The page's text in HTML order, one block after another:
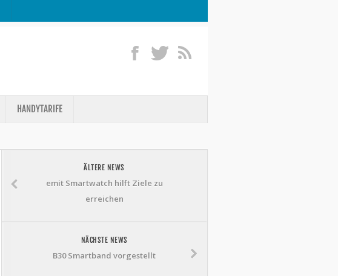
HANDYTARIFE
ÄLTERE NEWS
emit Smartwatch hilft Ziele zu
erreichen
NÄCHSTE NEWS
B30 Smartband vorgestellt